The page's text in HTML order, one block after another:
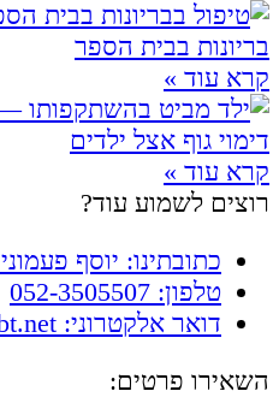
בריונות בבית הספר
קרא עוד »
דימוי גוף אצל ילדים
קרא עוד »
רוצים לשמוע עוד?
כתובתינו: יוסף פעמוני 4 תל אביב
טלפון: 052-3505507
דואר אלקטרוני: ayelet@licbt.net
השאירו פרטים: